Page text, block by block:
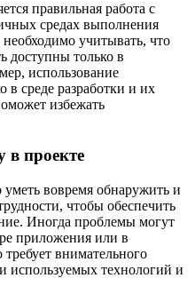
правильная работа с
средах выполнения
учитывать, что
доступны только в
использование
в среде разработки и их
избежать
в проекте
вовремя обнаружить и
чтобы обеспечить
Иногда проблемы могут
приложения или в
внимательного
используемых технологий и